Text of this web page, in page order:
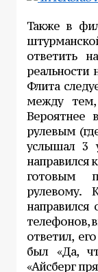
Также в
ответить
реальности
Флита
между
Вероятнее
рулевым
услышал 3
направился
готовым
рулевому.
направился
телефонов,
ответил,
был «Да,
«Айсберг